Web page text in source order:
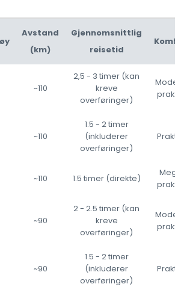
Avstand
(km)
Gjennomsnittlig
reisetid
~110
2,5 - 3 timer (kan
kreve
overføringer)
~110
1.5 - 2 timer
(inkluderer
overføringer)
~110 1.5 timer (direkte)
~90
2 - 2.5 timer (kan
kreve
overføringer)
~90
1.5 - 2 timer
(inkluderer
overføringer)